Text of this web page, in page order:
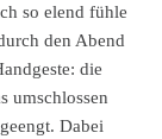
so elend fühle
den Abend
die
umschlossen
Dabei